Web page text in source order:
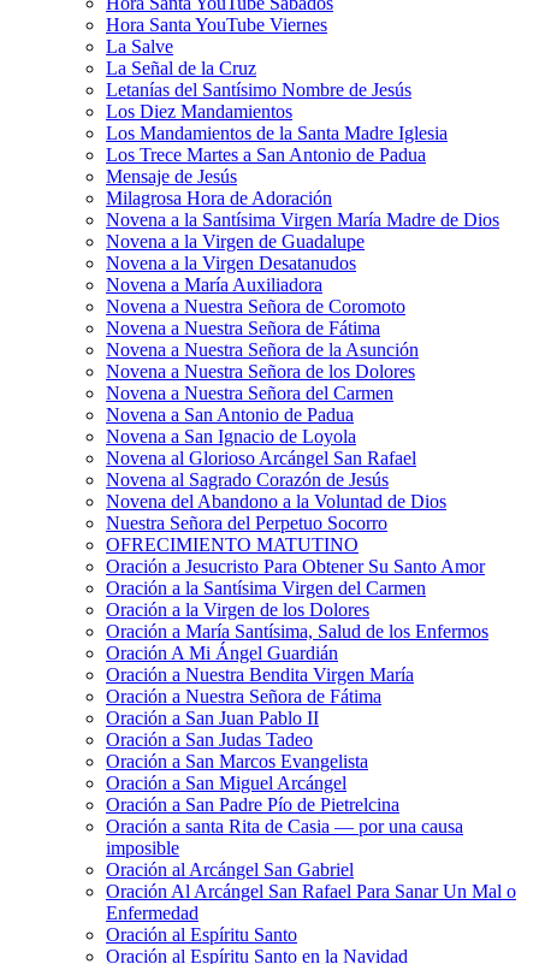
Hora Santa YouTube Viernes
La Salve
La Señal de la Cruz
Letanías del Santísimo Nombre de Jesús
Los Diez Mandamientos
Los Mandamientos de la Santa Madre Iglesia
Los Trece Martes a San Antonio de Padua
Mensaje de Jesús
Milagrosa Hora de Adoración
Novena a la Santísima Virgen María Madre de Dios
Novena a la Virgen de Guadalupe
Novena a la Virgen Desatanudos
Novena a María Auxiliadora
Novena a Nuestra Señora de Coromoto
Novena a Nuestra Señora de Fátima
Novena a Nuestra Señora de la Asunción
Novena a Nuestra Señora de los Dolores
Novena a Nuestra Señora del Carmen
Novena a San Antonio de Padua
Novena a San Ignacio de Loyola
Novena al Glorioso Arcángel San Rafael
Novena al Sagrado Corazón de Jesús
Novena del Abandono a la Voluntad de Dios
Nuestra Señora del Perpetuo Socorro
OFRECIMIENTO MATUTINO
Oración a Jesucristo Para Obtener Su Santo Amor
Oración a la Santísima Virgen del Carmen
Oración a la Virgen de los Dolores
Oración a María Santísima, Salud de los Enfermos
Oración A Mi Ángel Guardián
Oración a Nuestra Bendita Virgen María
Oración a Nuestra Señora de Fátima
Oración a San Juan Pablo II
Oración a San Judas Tadeo
Oración a San Marcos Evangelista
Oración a San Miguel Arcángel
Oración a San Padre Pío de Pietrelcina
Oración a santa Rita de Casia — por una causa
imposible
Oración al Arcángel San Gabriel
Oración Al Arcángel San Rafael Para Sanar Un Mal o
Enfermedad
Oración al Espíritu Santo
Oración al Espíritu Santo en la Navidad